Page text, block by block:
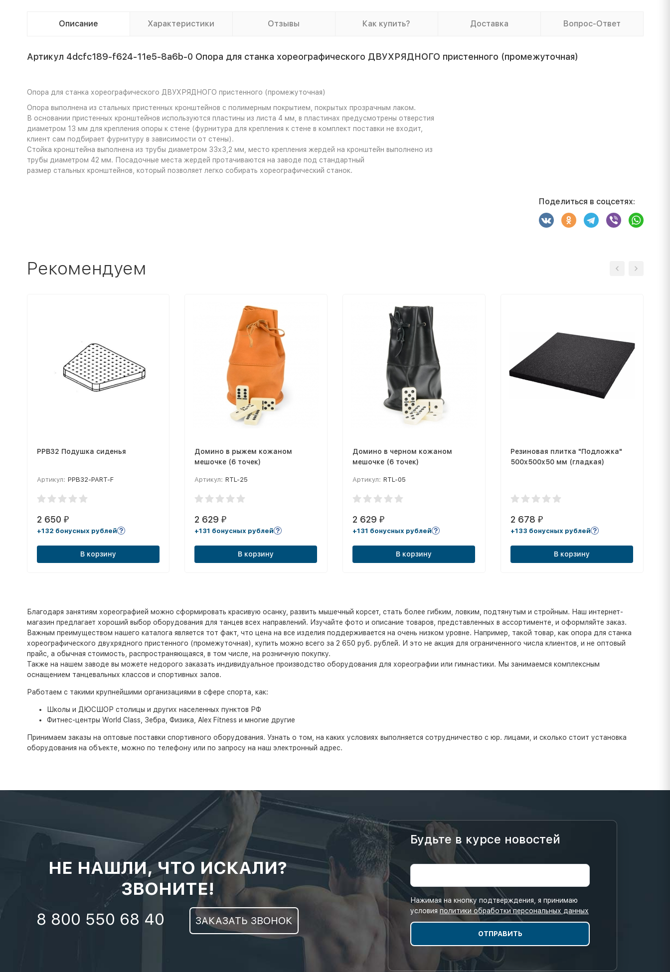
Описание Характеристики Отзывы Как купить? Доставка Вопрос-Ответ
Артикул 4dcfc189-f624-11e5-8a6b-0 Опора для станка хореографического ДВУХРЯДНОГО пристенного (промежуточная)
Опора для станка хореографического ДВУХРЯДНОГО пристенного (промежуточная)
Опора выполнена из стальных пристенных кронштейнов с полимерным покрытием, покрытых прозрачным лаком.
В основании пристенных кронштейнов используются пластины из листа 4 мм, в пластинах предусмотрены отверстия
диаметром 13 мм для крепления опоры к стене (фурнитура для крепления к стене в комплект поставки не входит,
клиент сам подбирает фурнитуру в зависимости от стены).
Стойка кронштейна выполнена из трубы диаметром 33х3,2 мм, место крепления жердей на кронштейн выполнено из
трубы диаметром 42 мм. Посадочные места жердей протачиваются на заводе под стандартный
размер стальных кронштейнов, который позволяет легко собирать хореографический станок.
Поделиться в соцсетях:
Рекомендуем
PPB32 Подушка сиденья
Артикул: PPB32-PART-F
2 650 ₽
+132 бонусных рублей
В корзину
Домино в рыжем кожаном
мешочке (6 точек)
Артикул: RTL-25
2 629₽
+131 бонусных рублей
В корзину
Домино в черном кожаном
мешочке (6 точек)
Артикул: RTL-05
2 629 ₽
+131 бонусных рублей
В корзину
Резиновая плитка "Подложка"
500x500x50 мм (гладкая)
2 678 ₽
+133 бонусных рублей
В корзину
Благодаря занятиям хореографией можно сформировать красивую осанку, развить мышечный корсет, стать более гибким, ловким, подтянутым и стройным. Наш интернет-
магазин предлагает хороший выбор оборудования для танцев всех направлений. Изучайте фото и описание товаров, представленных в ассортименте, и оформляйте заказ.
Важным преимуществом нашего каталога является тот факт, что цена на все изделия поддерживается на очень низком уровне. Например, такой товар, как опора для станка
хореографического двухрядного пристенного (промежуточная), купить можно всего за 2 650 руб. рублей. И это не акция для ограниченного числа клиентов, и не оптовый
прайс, а обычная стоимость, распространяющаяся, в том числе, на розничную покупку.
Также на нашем заводе вы можете недорого заказать индивидуальное производство оборудования для хореографии или гимнастики. Мы занимаемся комплексным
оснащением танцевальных классов и спортивных залов.
Работаем с такими крупнейшими организациями в сфере спорта, как:
Школы и ДЮСШОР столицы и других населенных пунктов РФ
Фитнес-центры World Class, Зебра, Физика, Alex Fitness и многие другие
Принимаем заказы на оптовые поставки спортивного оборудования. Узнать о том, на каких условиях выполняется сотрудничество с юр. лицами, и сколько стоит установка
оборудования на объекте, можно по телефону или по запросу на наш электронный адрес.
НЕ НАШЛИ, ЧТО ИСКАЛИ?
ЗВОНИТЕ!
8 800 550 68 40 ЗАКАЗАТЬ ЗВОНОК
Будьте в курсе новостей
Нажимая на кнопку подтверждения, я принимаю
условия политики обработки персональных данных